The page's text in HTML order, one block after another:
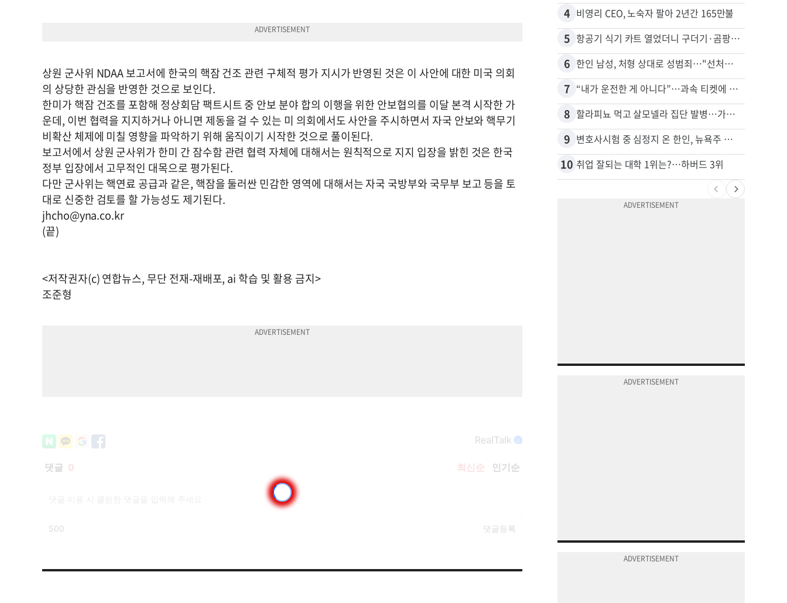
상원 군사위 NDAA 보고서에 한국의 핵잠 건조 관련 구체적 평가 지시가 반영된 것은 이 사안에 대한 미국 의회
의 상당한 관심을 반영한 것으로 보인다.
한미가 핵잠 건조를 포함해 정상회담 팩트시트 중 안보 분야 합의 이행을 위한 안보협의를 이달 본격 시작한 가
운데, 이번 협력을 지지하거나 아니면 제동을 걸 수 있는 미 의회에서도 사안을 주시하면서 자국 안보와 핵무기
비확산 체제에 미칠 영향을 파악하기 위해 움직이기 시작한 것으로 풀이된다.
보고서에서 상원 군사위가 한미 간 잠수함 관련 협력 자체에 대해서는 원칙적으로 지지 입장을 밝힌 것은 한국
정부 입장에서 고무적인 대목으로 평가된다.
다만 군사위는 핵연료 공급과 같은, 핵잠을 둘러싼 민감한 영역에 대해서는 자국 국방부와 국무부 보고 등을 토
대로 신중한 검토를 할 가능성도 제기된다.
jhcho@yna.co.kr
(끝)
<저작권자(c) 연합뉴스, 무단 전재-재배포, ai 학습 및 활용 금지>
조준형
4 비영리 CEO, 노숙자 팔아 2년간 165만불
5 항공기 식기 카트 열었더니 구더기·곰팡이…LAX 기내식 업체 논란
6 한인 남성, 처형 상대로 성범죄…"선처해줬더니 배신자 취급"
7 “내가 운전한 게 아니다”…과속 티켓에 오토파일럿 탓한 운전자
8 할라피뇨 먹고 살모넬라 집단 발병…가주 등 27개 주 확산
9 변호사시험 중 심정지 온 한인, 뉴욕주 제소
10 취업 잘되는 대학 1위는?…하버드 3위